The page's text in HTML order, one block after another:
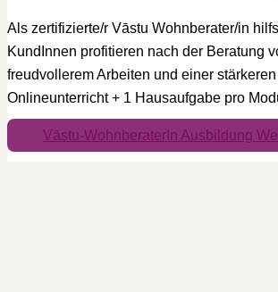
Als zertifizierte/r Vāstu Wohnberater/in
KundInnen profitieren nach der Beratung
freudvollerem Arbeiten und einer
Onlineunterricht + 1 Hausaufgabe pro
Vāstu-WohnberaterIn Ausbildung